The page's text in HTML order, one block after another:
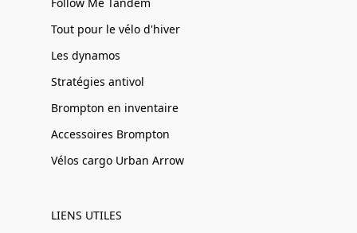
Tout pour le vélo d'hiver
Les dynamos
Stratégies antivol
Brompton en inventaire
Accessoires Brompton
Vélos cargo Urban Arrow
LIENS UTILES